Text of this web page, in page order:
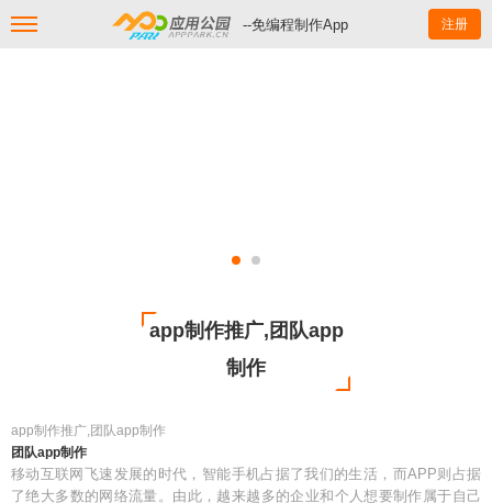
--免编程制作App 注册
app制作推广,团队app
制作
app制作推广,团队app制作
团队app制作
移动互联网飞速发展的时代，智能手机占据了我们的生活，而APP则占据
了绝大多数的网络流量。由此，越来越多的企业和个人想要制作属于自己